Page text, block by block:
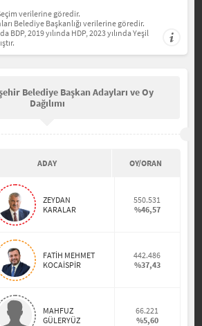
verilerine göredir.
Belediye Başkanlığı verilerine göredir.
BDP, 2019 yılında HDP, 2023 yılında Yeşil
Belediye Başkan Adayları ve Oy
Dağılımı
ADAY OY/ORAN
ZEYDAN
KARALAR
550.531
%46,57
FATİH MEHMET
KOCAİSPİR
442.486
%37,43
MAHFUZ
GÜLERYÜZ
66.221
%5,60